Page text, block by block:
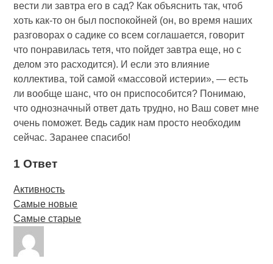
вести ли завтра его в сад? Как объяснить так, чтоб
хоть как-то он был поспокойней (он, во время наших
разговорах о садике со всем соглашается, говорит
что понравилась тетя, что пойдет завтра еще, но с
делом это расходится). И если это влияние
коллектива, той самой «массовой истерии», — есть
ли вообще шанс, что он приспособится? Понимаю,
что однозначный ответ дать трудно, но Ваш совет мне
очень поможет. Ведь садик нам просто необходим
сейчас. Заранее спасибо!
1 Ответ
Активность
Самые новые
Самые старые